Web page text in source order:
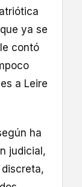
ya se
contó
a Leire
ha
judicial,